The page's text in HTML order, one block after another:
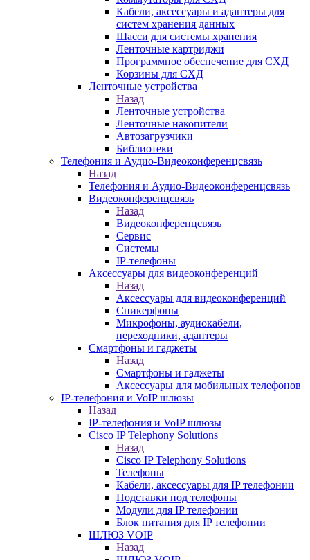
Кабели, аксессуары и адаптеры для
систем хранения данных
Шасси для системы хранения
Ленточные картриджи
Программное обеспечение для СХД
Корзины для СХД
Ленточные устройства
Назад
Ленточные устройства
Ленточные накопители
Автозагрузчики
Библиотеки
Телефония и Аудио-Видеоконференцсвязь
Назад
Телефония и Аудио-Видеоконференцсвязь
Видеоконференцсвязь
Назад
Видеоконференцсвязь
Сервис
Системы
IP-телефоны
Аксессуары для видеоконференций
Назад
Аксессуары для видеоконференций
Спикерфоны
Микрофоны, аудиокабели,
переходники, адаптеры
Смартфоны и гаджеты
Назад
Смартфоны и гаджеты
Аксессуары для мобильных телефонов
IP-телефония и VoIP шлюзы
Назад
IP-телефония и VoIP шлюзы
Cisco IP Telephony Solutions
Назад
Cisco IP Telephony Solutions
Телефоны
Кабели, аксессуары для IP телефонии
Подставки под телефоны
Модули для IP телефонии
Блок питания для IP телефонии
ШЛЮЗ VOIP
Назад